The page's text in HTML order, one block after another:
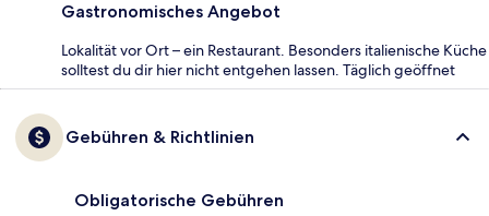
Gastronomisches Angebot
Lokalität vor Ort – ein Restaurant. Besonders italienische Küche
solltest du dir hier nicht entgehen lassen. Täglich geöffnet
Gebühren & Richtlinien
Obligatorische Gebühren